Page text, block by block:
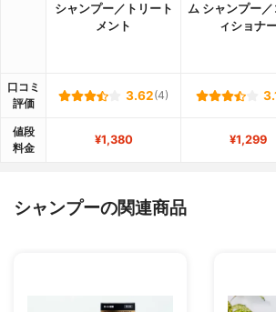
シャンプー／トリート
メント
ム シャンプー
ィショナ
口コミ
評価
3.62(4)
値段
料金
¥1,380 ¥1,299
シャンプーの関連商品